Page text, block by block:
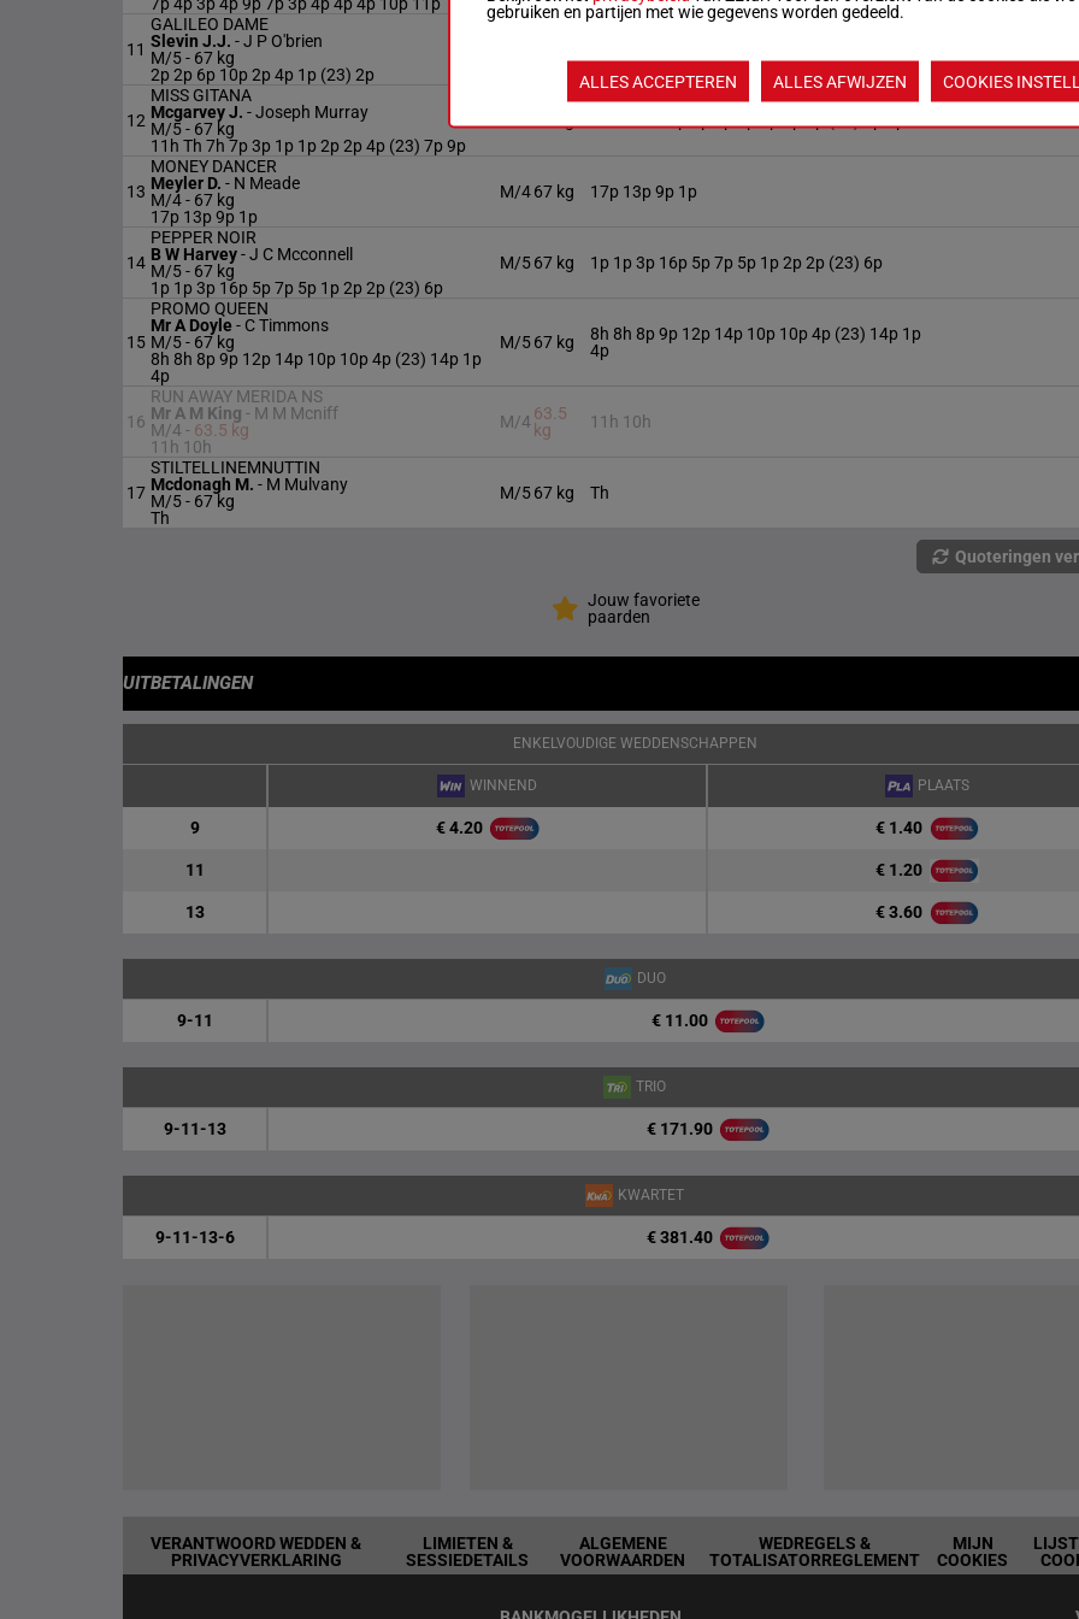
11
GALILEO DAME
Slevin J.J. -J P O'brien
M/5 - 67 kg
2p 2p 6p 10p 2p 4p 1p (23) 2p
12
MISS GITANA
Mcgarvey J. -Joseph Murray
M/5 - 67 kg
11h Th 7h 7p 3p 1p 1p 2p 2p 4p (23) 7p 9p
13
MONEY DANCER
Meyler D. - N Meade
M/4 - 67 kg
17p 13p 9p 1p
M/467 kg 17p 13p 9p 1p
14
PEPPER NOIR
B W Harvey-J C Mcconnell
M/5 - 67 kg
1p 1p 3p 16p 5p 7p 5p 1p 2p 2p (23) 6p
M/567 kg 1p 1p 3p 16p 5p 7p 5p 1p 2p 2p (23) 6p
15
PROMO QUEEN
Mr A Doyle- C Timmons
M/5 - 67 kg
8h 8h 8p 9p 12p 14p 10p 10p 4p (23) 14p 1p
4p
M/567 kg
8h 8h 8p 9p 12p 14p 10p 10p 4p (23) 14p 1p
4p
16
RUN AWAY MERIDA NS
Mr A M King - M M Mcniff
M/4 - 63.5 kg
11h 10h
M/4 63.5
kg
11h 10h
17
STILTELLINEMNUTTIN
Mcdonagh M. - M Mulvany
M/5 - 67 kg
Th
M/567 kg Th
Quoteringen
Jouw favoriete
paarden
UITBETALINGEN
ENKELVOUDIGE WEDDENSCHAPPEN
WINNEND PLAATS
9 € 4.20 € 1.40
11 € 1.20
13 € 3.60
DUO
9-11 € 11.00
TRIO
9-11-13 € 171.90
KWARTET
9-11-13-6 € 381.40
VERANTWOORD WEDDEN &
PRIVACYVERKLARING
LIMIETEN &
SESSIEDETAILS
ALGEMENE
VOORWAARDEN
WEDREGELS &
TOTALISATORREGLEMENT
MIJN
COOKIES
gebruiken en partijen met wie gegevens worden gedeeld.
ALLES ACCEPTEREN ALLES AFWIJZEN COOKIES